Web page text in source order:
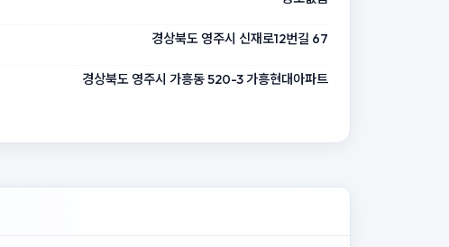
경상북도 영주시 신재로12번길 67
경상북도 영주시 가흥동 520-3 가흥현대아파트